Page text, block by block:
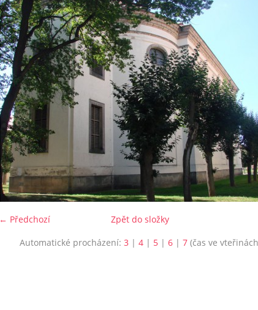
← Předchozí
Zpět do složky
Automatické procházení: 3 | 4| 5| 6| 7(čas ve